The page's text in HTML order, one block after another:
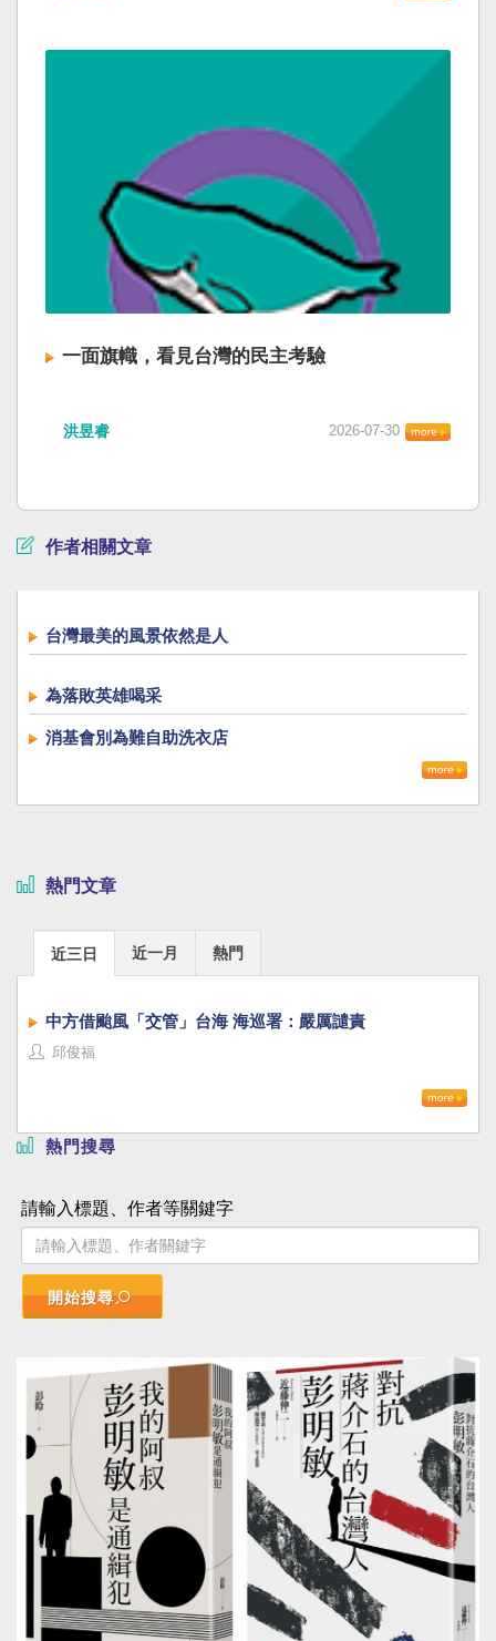
一面旗幟，看見台灣的民主考驗
洪昱睿 2026-07-30
作者相關文章
台灣最美的風景依然是人
為落敗英雄喝采
消基會別為難自助洗衣店
熱門文章
近三日 近一月 熱門
中方借颱風「交管」台海 海巡署：嚴厲譴責
邱俊福
熱門搜尋
請輸入標題、作者等關鍵字
開始搜尋